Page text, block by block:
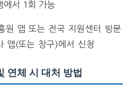
에서 1회 가능
원 앱 또는 전국 지원센터 방문
앱(또는 창구)에서 신청
연체 시 대처 방법